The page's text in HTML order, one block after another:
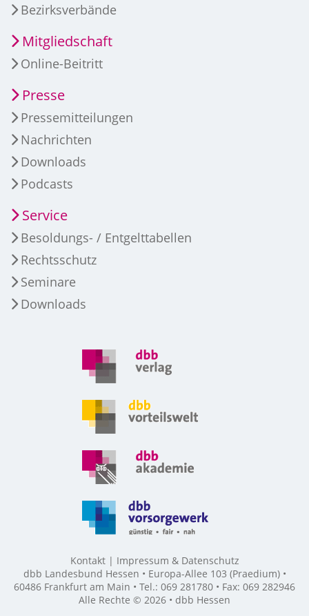
Bezirksverbände
Mitgliedschaft
Online-Beitritt
Presse
Pressemitteilungen
Nachrichten
Downloads
Podcasts
Service
Besoldungs- / Entgelttabellen
Rechtsschutz
Seminare
Downloads
Kontakt
Impressum & Datenschutz
dbb Landesbund Hessen • Europa-Allee 103 (Praedium) •
60486 Frankfurt am Main • Tel.: 069 281780 • Fax: 069 282946
Alle Rechte © 2026 • dbb Hessen